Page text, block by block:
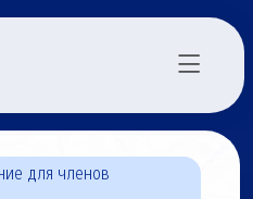
для членов